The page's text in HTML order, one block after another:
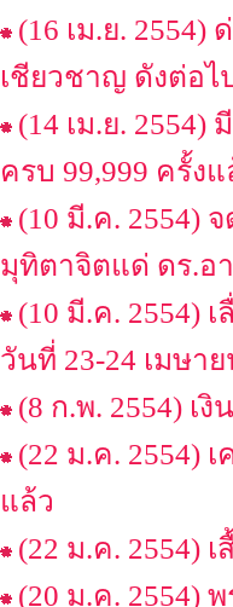
(16 เม.ย.
เชียวชาญ ดังต่อ
(14 เม.ย. 2554)
ครบ 99,999 ครั้ง
(10 มี.ค. 2554)
มุทิตาจิตแด่ ดร.อ
(10 มี.ค. 2554)
วันที่ 23-24 เมษา
(8 ก.พ. 2554) เ
(22 ม.ค. 2554)
แล้ว
(22 ม.ค. 2554)
(20 ม.ค. 2554)